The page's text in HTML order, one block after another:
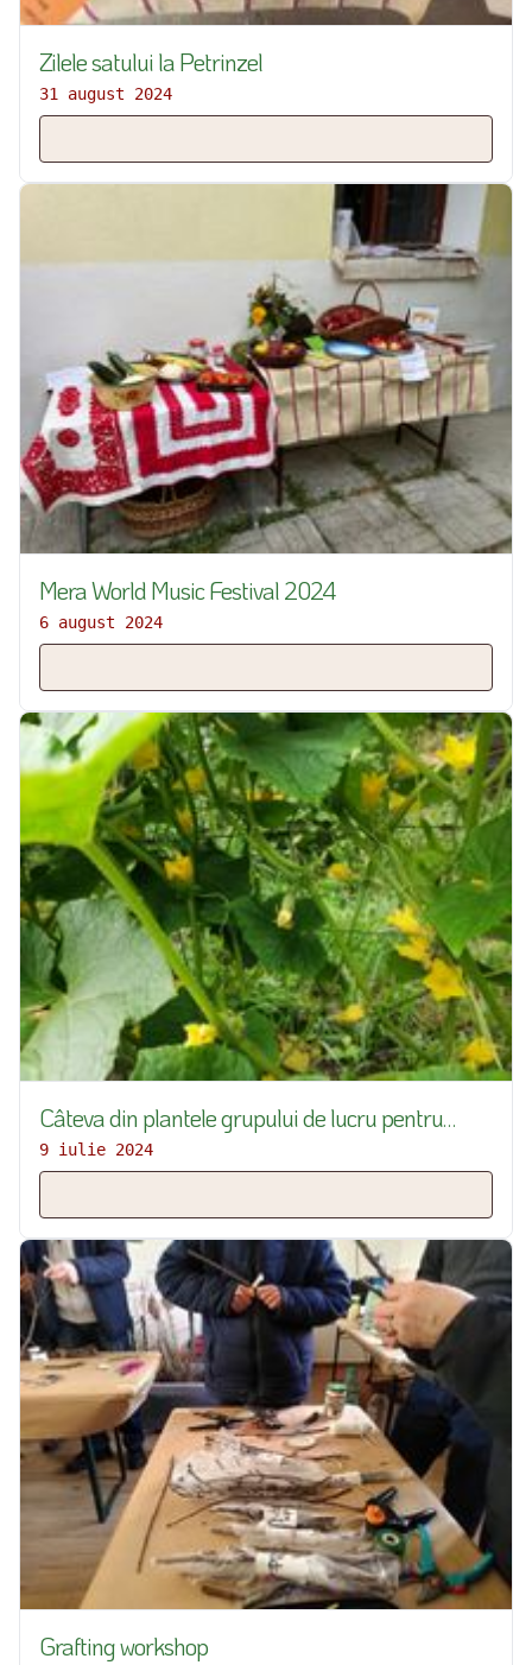
Zilele satului la Petrinzel
31 august 2024
Mera World Music Festival 2024
6 august 2024
Câteva din plantele grupului de lucru pentru
semințe
9 iulie 2024
Grafting workshop